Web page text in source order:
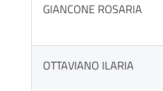
GIANCONE ROSARIA
OTTAVIANO ILARIA